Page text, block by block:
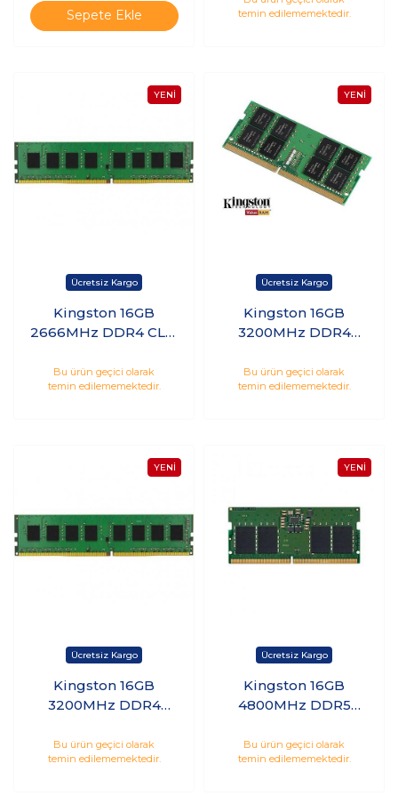
Sepete Ekle
temin edilememektedir.
Kingston 16GB
2666MHz DDR4 CL19
KVR26N19S8/16
Bu ürün geçici olarak
temin edilememektedir.
Kingston 16GB
3200MHz DDR4
KVR32S22D8/16
Bu ürün geçici olarak
temin edilememektedir.
Kingston 16GB
3200MHz DDR4
KVR32N22D8/16
Bu ürün geçici olarak
temin edilememektedir.
Kingston 16GB
4800MHz DDR5
KVR48S40BS8-16
Bu ürün geçici olarak
temin edilememektedir.